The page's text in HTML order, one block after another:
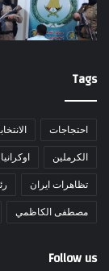
Tags
احتجاجات
الكرملين اوكرانيا
تظاهرات ايران
مصطفى الكاظمي
Follow us